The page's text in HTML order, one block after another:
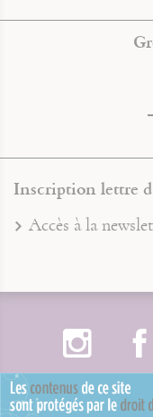
Inscription lettre
Accès à la